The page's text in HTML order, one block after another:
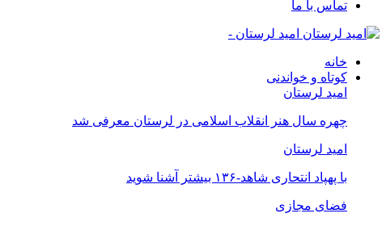
تماس با ما
امید لرستان -
خانه
کوتاه و خواندنی
امید لرستان
چهره سال هنر انقلاب اسلامی در لرستان معرفی شد
امید لرستان
با پهپاد انتحاری شاهد-۱۳۶ بیشتر آشنا شوید
فضای مجازی